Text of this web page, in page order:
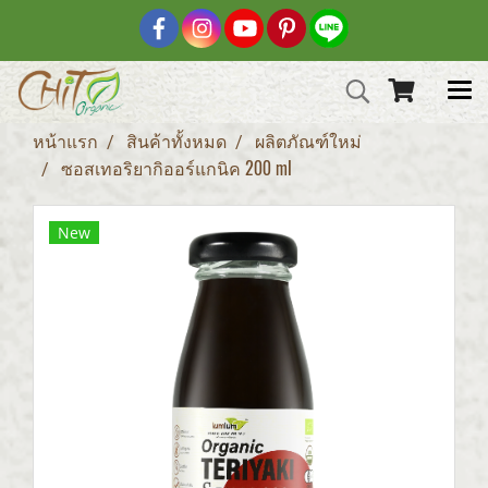
หน้าแรก สินค้าทั้งหมด
ผลิตภัณฑ์ใหม่
ซอสเทอริยากิออร์แกนิค 200 ml
New